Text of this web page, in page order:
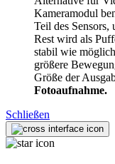
Kameramodul
Teil des
Rest wird als
stabil wie
größere
Größe der
Fotoaufnahme.
Schließen